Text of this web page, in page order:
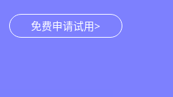
免费申请试用>